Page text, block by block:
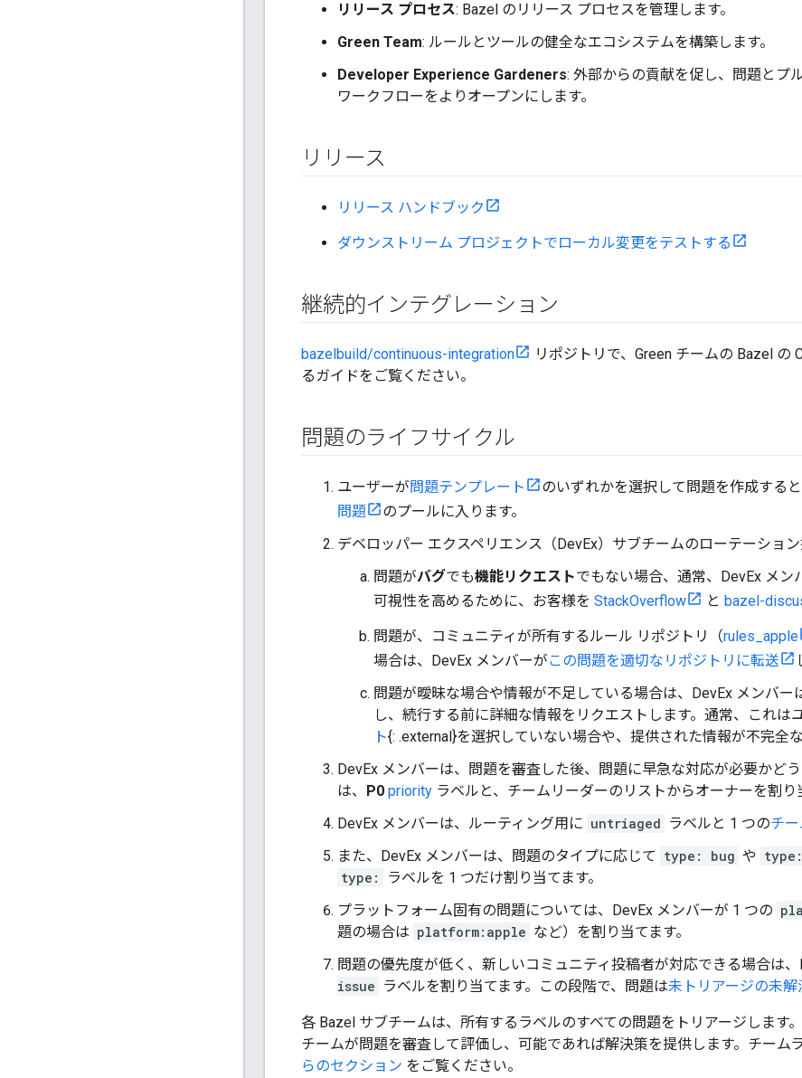
リリース プロセス: Bazel のリリース プロセスを管理します。
Green Team: ルールとツールの健全なエコシステムを構築します。
Developer Experience Gardeners: 外部からの貢献を促し、問題とプ
ワークフローをよりオープンにします。
リリース
リリース ハンドブック
ダウンストリーム プロジェクトでローカル変更をテストする
継続的インテグレーション
bazelbuild/continuous-integration
リポジトリで、Green チームの Bazel の
るガイドをご覧ください。
問題のライフサイクル
ユーザーが問題テンプレート のいずれかを選択して問題を作成する
問題
のプールに入ります。
デベロッパー エクスペリエンス（DevEx）サブチームのローテーション
問題がバグでも機能リクエストでもない場合、通常、DevEx メ
可視性を高めるために、お客様を StackOverflow と bazel-
問題が、コミュニティが所有するルール リポジトリ（rules_apple
場合は、DevEx メンバーがこの問題を適切なリポジトリに転送
問題が曖昧な場合や情報が不足している場合は、DevEx メンバ
し、続行する前に詳細な情報をリクエストします。通常、これは
ト{: .external}を選択していない場合や、提供された情報が不完全
DevEx メンバーは、問題を審査した後、問題に早急な対応が必要かど
は、 P0 priority ラベルと、チームリーダーのリストからオーナーを割り
DevEx メンバーは、ルーティング用に untriaged ラベルと 1 つのチ
また、DevEx メンバーは、問題のタイプに応じて type: bug や
type:
ラベルを 1 つだけ割り当てます。
プラットフォーム固有の問題については、DevEx メンバーが 1 つの
題の場合は platform:apple など）を割り当てます。
問題の優先度が低く、新しいコミュニティ投稿者が対応できる場合は
issue ラベルを割り当てます。この段階で、問題は未トリアージの未解
各 Bazel サブチームは、所有するラベルのすべての問題をトリアージします
チームが問題を審査して評価し、可能であれば解決策を提供します。チーム
らのセクション をご覧ください。